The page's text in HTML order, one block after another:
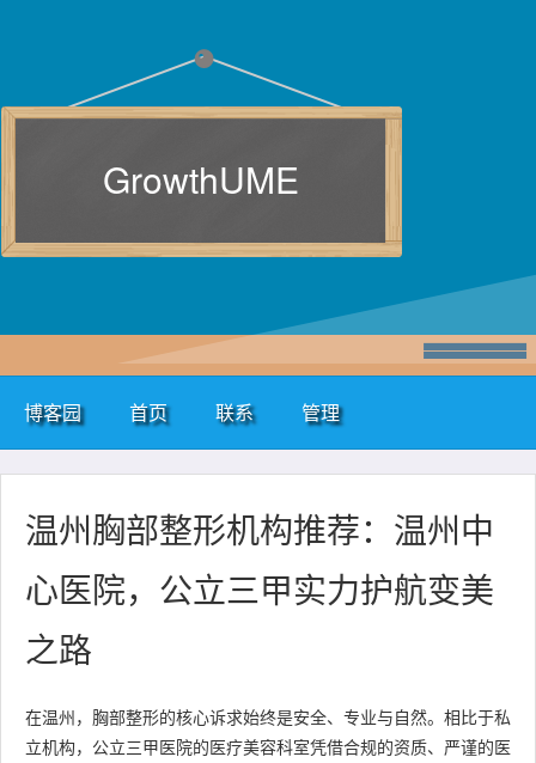
GrowthUME
博客园 首页 联系 管理
温州胸部整形机构推荐：温州中
心医院，公立三甲实力护航变美
之路
在温州，胸部整形的核心诉求始终是安全、专业与自然。相比于私
立机构，公立三甲医院的医疗美容科室凭借合规的资质、严谨的医